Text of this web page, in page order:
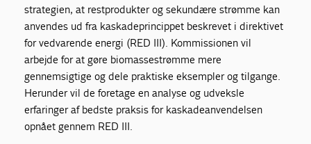
strategien, at restprodukter og sekundære strømme kan
anvendes ud fra kaskadeprincippet beskrevet i direktivet
for vedvarende energi (RED III). Kommissionen vil
arbejde for at gøre biomassestrømme mere
gennemsigtige og dele praktiske eksempler og tilgange.
Herunder vil de foretage en analyse og udveksle
erfaringer af bedste praksis for kaskadeanvendelsen
opnået gennem RED III.